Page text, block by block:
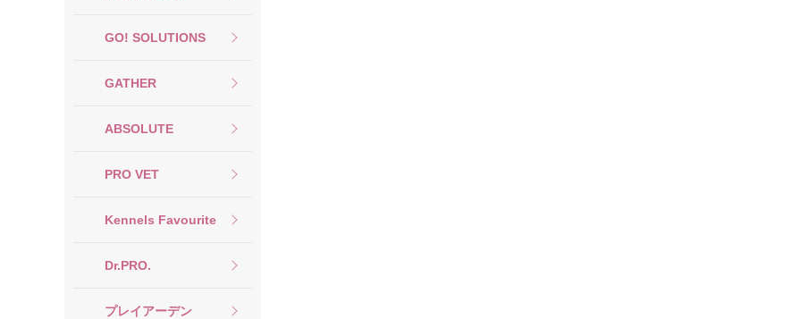
GO! SOLUTIONS
GATHER
ABSOLUTE
PRO VET
Kennels Favourite
Dr.PRO.
プレイアーデン